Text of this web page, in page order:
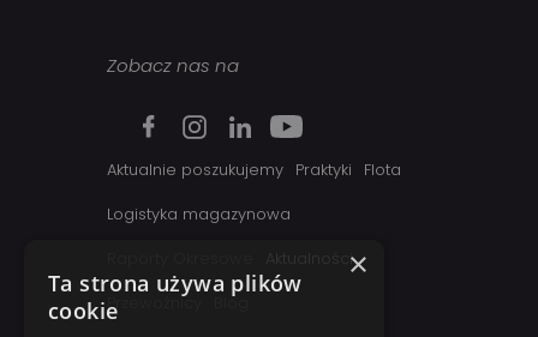
Zobacz nas na
Aktualnie poszukujemy Praktyki
Flota
Logistyka magazynowa
Aktualności
Przewoźnicy
Blog
×
Ta strona używa plików
cookie